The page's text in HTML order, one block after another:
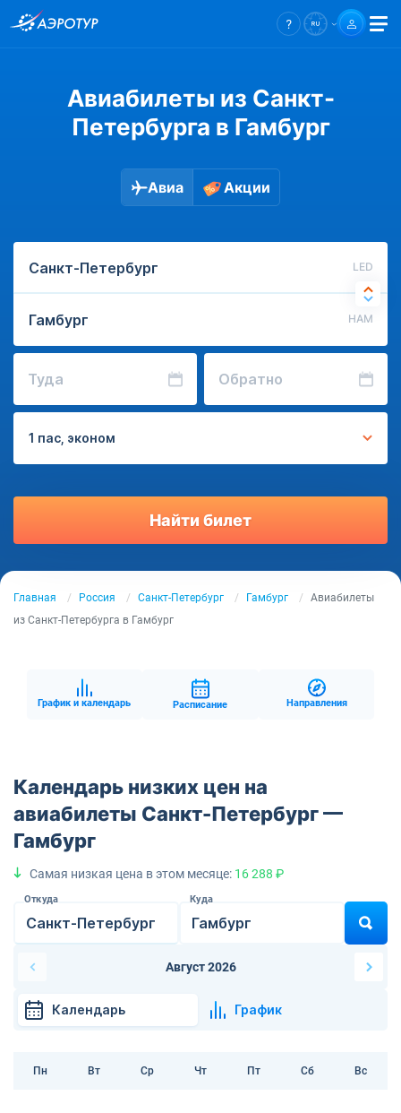
Авиабилеты из Санкт-
Петербурга в Гамбург
Авиа Акции
LED
HAM
Туда Обратно
1 пас, эконом
Найти билет
Главная Россия Санкт-Петербург Гамбург
Авиабилеты
из Санкт-Петербурга в Гамбург
График и календарь Расписание Направления
Календарь низких цен на
авиабилеты Санкт-Петербург —
Гамбург
Самая низкая цена в этом месяце: 16 288 ₽
Откуда Куда
Август 2026
Календарь График
Пн Вт Ср Чт Пт Сб Вс